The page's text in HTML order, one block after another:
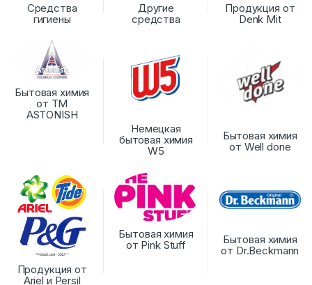
Средства
гигиены
Другие
средства
Продукция от
Denk Mit
Бытовая химия
от ТМ
ASTONISH
Немецкая
бытовая химия
W5
Бытовая химия
от Well done
Продукция от
Ariel и Persil
Бытовая химия
от Pink Stuff
Бытовая химия
от Dr.Beckmann